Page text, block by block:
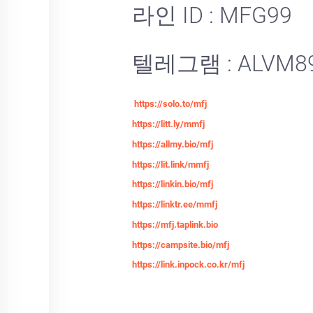
라인 ID : MFG99
텔레그램 :
https://solo.to/mfj
https://litt.ly/mmfj
https://allmy.bio/mfj
https://lit.link/mmfj
https://linkin.bio/mfj
https://linktr.ee/mmfj
https://mfj.taplink.bio
https://campsite.bio/mfj
https://link.inpock.co.kr/mfj